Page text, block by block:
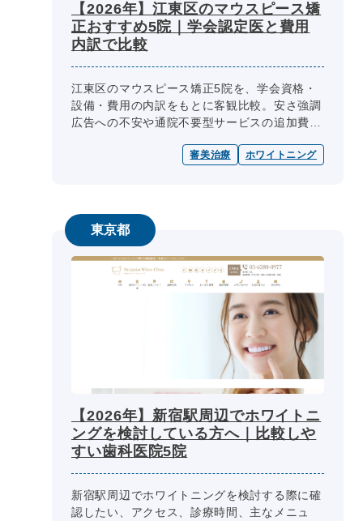
【2026年】江東区のマウスピース矯
正おすすめ5院｜学会認定医と費用
内訳で比較
江東区のマウスピース矯正5院を、学会資格・
設備・費用の内訳をもとに客観比較。安さ強調
広告への不安や通院不要型サービスの追加費用
感を解消できるよう、口コミや評価...
審美治療 ホワイトニング
東京都
【2026年】新宿駅周辺でホワイトニ
ングを検討している方へ｜比較しや
すい歯科医院5院
新宿駅周辺でホワイトニングを検討する際に確
認したい、アクセス、診療時間、主なメニュ